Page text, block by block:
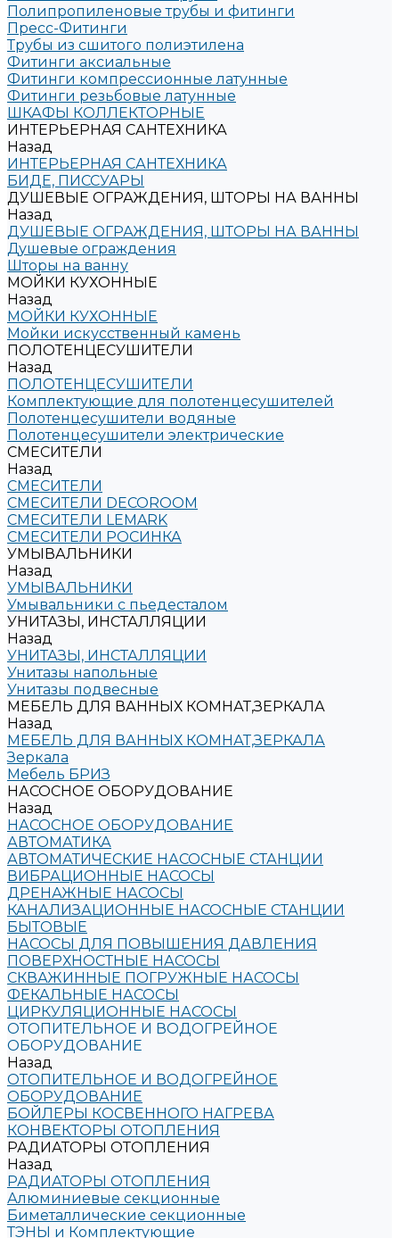
Полипропиленовые трубы и фитинги
Пресс-Фитинги
Трубы из сшитого полиэтилена
Фитинги аксиальные
Фитинги компрессионные латунные
Фитинги резьбовые латунные
ШКАФЫ КОЛЛЕКТОРНЫЕ
ИНТЕРЬЕРНАЯ САНТЕХНИКА
Назад
ИНТЕРЬЕРНАЯ САНТЕХНИКА
БИДЕ, ПИССУАРЫ
ДУШЕВЫЕ ОГРАЖДЕНИЯ, ШТОРЫ НА ВАННЫ
Назад
ДУШЕВЫЕ ОГРАЖДЕНИЯ, ШТОРЫ НА ВАННЫ
Душевые ограждения
Шторы на ванну
МОЙКИ КУХОННЫЕ
Назад
МОЙКИ КУХОННЫЕ
Мойки искусственный камень
ПОЛОТЕНЦЕСУШИТЕЛИ
Назад
ПОЛОТЕНЦЕСУШИТЕЛИ
Комплектующие для полотенцесушителей
Полотенцесушители водяные
Полотенцесушители электрические
СМЕСИТЕЛИ
Назад
СМЕСИТЕЛИ
СМЕСИТЕЛИ DECOROOM
СМЕСИТЕЛИ LEMARK
СМЕСИТЕЛИ РОСИНКА
УМЫВАЛЬНИКИ
Назад
УМЫВАЛЬНИКИ
Умывальники с пьедесталом
УНИТАЗЫ, ИНСТАЛЛЯЦИИ
Назад
УНИТАЗЫ, ИНСТАЛЛЯЦИИ
Унитазы напольные
Унитазы подвесные
МЕБЕЛЬ ДЛЯ ВАННЫХ КОМНАТ,ЗЕРКАЛА
Назад
МЕБЕЛЬ ДЛЯ ВАННЫХ КОМНАТ,ЗЕРКАЛА
Зеркала
Мебель БРИЗ
НАСОСНОЕ ОБОРУДОВАНИЕ
Назад
НАСОСНОЕ ОБОРУДОВАНИЕ
АВТОМАТИКА
АВТОМАТИЧЕСКИЕ НАСОСНЫЕ СТАНЦИИ
ВИБРАЦИОННЫЕ НАСОСЫ
ДРЕНАЖНЫЕ НАСОСЫ
КАНАЛИЗАЦИОННЫЕ НАСОСНЫЕ СТАНЦИИ
БЫТОВЫЕ
НАСОСЫ ДЛЯ ПОВЫШЕНИЯ ДАВЛЕНИЯ
ПОВЕРХНОСТНЫЕ НАСОСЫ
СКВАЖИННЫЕ ПОГРУЖНЫЕ НАСОСЫ
ФЕКАЛЬНЫЕ НАСОСЫ
ЦИРКУЛЯЦИОННЫЕ НАСОСЫ
ОТОПИТЕЛЬНОЕ И ВОДОГРЕЙНОЕ
ОБОРУДОВАНИЕ
Назад
ОТОПИТЕЛЬНОЕ И ВОДОГРЕЙНОЕ
ОБОРУДОВАНИЕ
БОЙЛЕРЫ КОСВЕННОГО НАГРЕВА
КОНВЕКТОРЫ ОТОПЛЕНИЯ
РАДИАТОРЫ ОТОПЛЕНИЯ
Назад
РАДИАТОРЫ ОТОПЛЕНИЯ
Алюминиевые секционные
Биметаллические секционные
ТЭНЫ и Комплектующие